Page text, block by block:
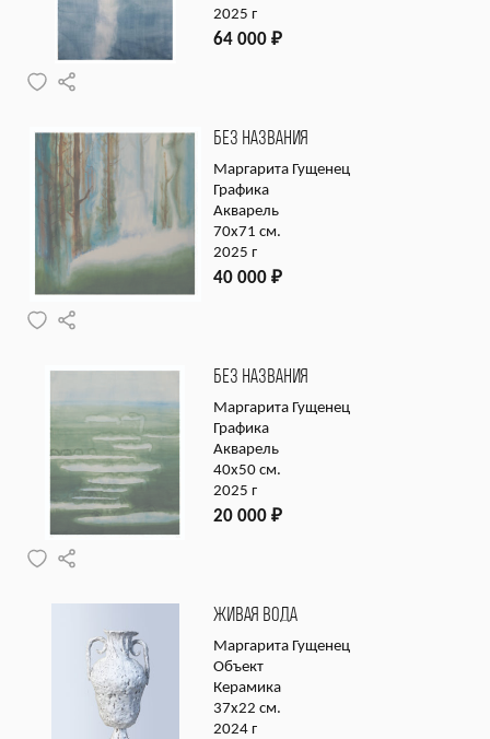
2025 г
64 000 ₽
БЕЗ НАЗВАНИЯ
Маргарита Гущенец
Графика
Акварель
70х71 см.
2025 г
40 000 ₽
БЕЗ НАЗВАНИЯ
Маргарита Гущенец
Графика
Акварель
40х50 см.
2025 г
20 000 ₽
ЖИВАЯ ВОДА
Маргарита Гущенец
Объект
Керамика
37х22 см.
2024 г